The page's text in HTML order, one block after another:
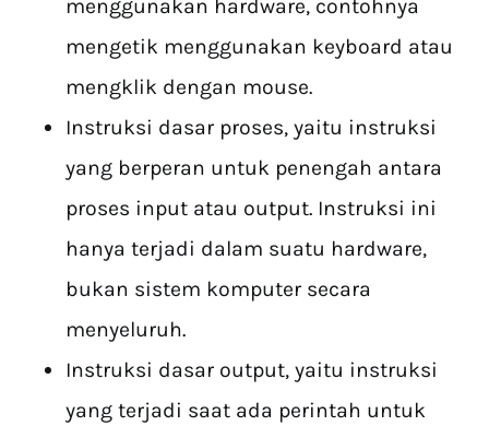
menggunakan hardware, contohnya
mengetik menggunakan keyboard atau
mengklik dengan mouse.
Instruksi dasar proses, yaitu instruksi
yang berperan untuk penengah antara
proses input atau output. Instruksi ini
hanya terjadi dalam suatu hardware,
bukan sistem komputer secara
menyeluruh.
Instruksi dasar output, yaitu instruksi
yang terjadi saat ada perintah untuk